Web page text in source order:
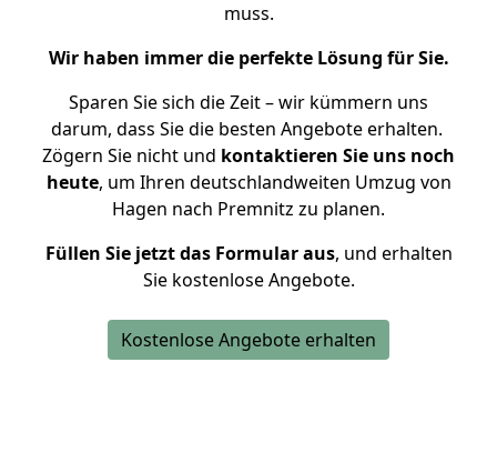
muss.
Wir haben immer die perfekte Lösung für Sie.
Sparen Sie sich die Zeit – wir kümmern uns
darum, dass Sie die besten Angebote erhalten.
Zögern Sie nicht und kontaktieren Sie uns noch
heute, um Ihren deutschlandweiten Umzug von
Hagen nach Premnitz zu planen.
Füllen Sie jetzt das Formular aus, und erhalten
Sie kostenlose Angebote.
Kostenlose Angebote erhalten